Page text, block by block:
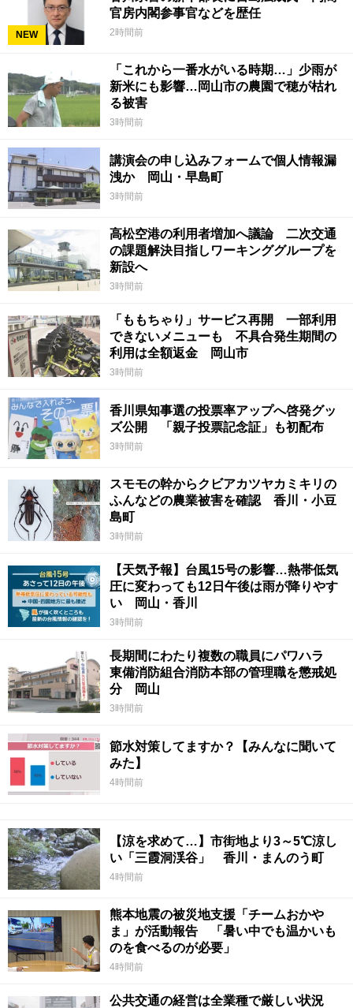
NEW
官房内閣参事官などを歴任
2時間前
「これから一番水がいる時期…」少雨が
新米にも影響…岡山市の農園で穂が枯れ
る被害
3時間前
講演会の申し込みフォームで個人情報漏
洩か 岡山・早島町
3時間前
高松空港の利用者増加へ議論 二次交通
の課題解決目指しワーキンググループを
新設へ
3時間前
「ももちゃり」サービス再開 一部利用
できないメニューも 不具合発生期間の
利用は全額返金 岡山市
3時間前
香川県知事選の投票率アップへ啓発グッ
ズ公開 「親子投票記念証」も初配布
3時間前
スモモの幹からクビアカツヤカミキリの
ふんなどの農業被害を確認 香川・小豆
島町
3時間前
【天気予報】台風15号の影響…熱帯低気
圧に変わっても12日午後は雨が降りやす
い 岡山・香川
3時間前
長期間にわたり複数の職員にパワハラ
東備消防組合消防本部の管理職を懲戒処
分 岡山
3時間前
節水対策してますか？【みんなに聞いて
みた】
4時間前
【涼を求めて…】市街地より3～5℃涼し
い「三霞洞渓谷」 香川・まんのう町
4時間前
熊本地震の被災地支援「チームおかや
ま」が活動報告 「暑い中でも温かいも
のを食べるのが必要」
4時間前
公共交通の経営は全業種で厳しい状況